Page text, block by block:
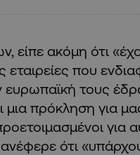
είπε ακόμη ότι
εταιρείες που
ευρωπαϊκή τους
μια πρόκληση για
για
ότι